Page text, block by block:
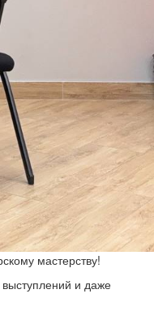
мастерству!
выступлений и даже